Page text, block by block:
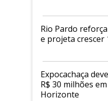
Rio Pardo
e projeta crescer
Expocachaça
R$ 30 milhões
Horizonte